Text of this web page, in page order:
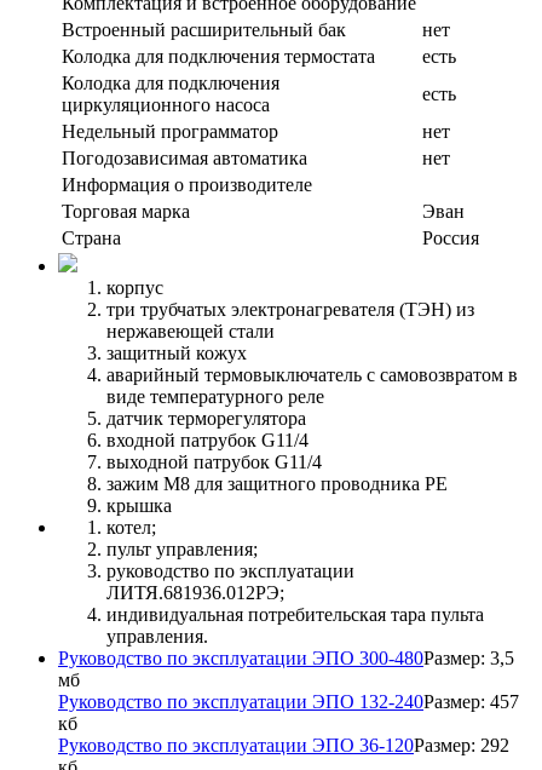
Встроенный расширительный бак
нет
Колодка для подключения термостата
есть
Колодка для подключения
циркуляционного насоса
есть
Недельный программатор
нет
Погодозависимая автоматика
нет
Информация о производителе
Торговая марка
Эван
Страна
Россия
корпус
три трубчатых электронагревателя (ТЭН) из
нержавеющей стали
защитный кожух
аварийный термовыключатель с самовозвратом в
виде температурного реле
датчик терморегулятора
входной патрубок G11/4
выходной патрубок G11/4
зажим М8 для защитного проводника РЕ
крышка
котел;
пульт управления;
руководство по эксплуатации
ЛИТЯ.681936.012РЭ;
индивидуальная потребительская тара пульта
управления.
Руководство по эксплуатации ЭПО 300-480Размер: 3,5
мб
Руководство по эксплуатации ЭПО 132-240Размер: 457
кб
Руководство по эксплуатации ЭПО 36-120Размер: 292